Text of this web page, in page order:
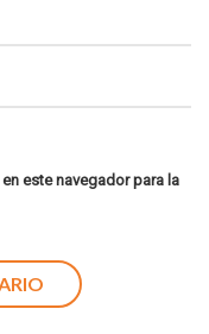
este navegador para la